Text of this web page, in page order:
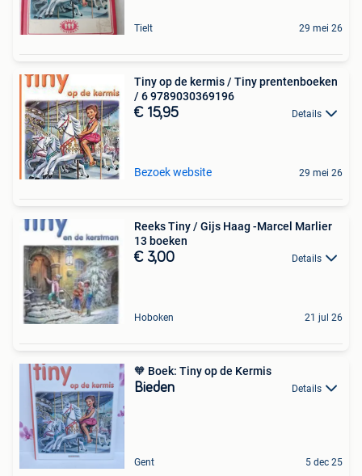
Tielt 29 mei 26
Tiny op de kermis / Tiny prentenboeken
/ 6 9789030369196
€ 15,95 Details
Bezoek website 29 mei 26
Reeks Tiny / Gijs Haag -Marcel Marlier
13 boeken
€ 3,00 Details
Hoboken 21 jul 26
🧡 Boek: Tiny op de Kermis
Bieden Details
Gent 5 dec 25